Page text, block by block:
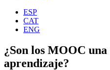
ESP
CAT
ENG
¿Son los MOOC
aprendizaje?